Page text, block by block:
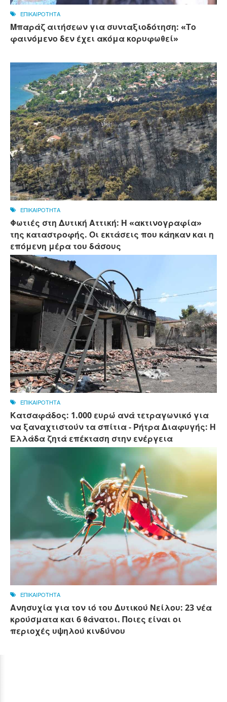
ΕΠΙΚΑΙΡΟΤΗΤΑ
Μπαράζ αιτήσεων για συνταξιοδότηση: «Το
φαινόμενο δεν έχει ακόμα κορυφωθεί»
ΕΠΙΚΑΙΡΟΤΗΤΑ
Φωτιές στη Δυτική Αττική: Η «ακτινογραφία»
της καταστροφής. Οι εκτάσεις που κάηκαν και η
επόμενη μέρα του δάσους
ΕΠΙΚΑΙΡΟΤΗΤΑ
Κατσαφάδος: 1.000 ευρώ ανά τετραγωνικό για
να ξαναχτιστούν τα σπίτια - Ρήτρα Διαφυγής: Η
Ελλάδα ζητά επέκταση στην ενέργεια
ΕΠΙΚΑΙΡΟΤΗΤΑ
Ανησυχία για τον ιό του Δυτικού Νείλου: 23 νέα
κρούσματα και 6 θάνατοι. Ποιες είναι οι
περιοχές υψηλού κινδύνου